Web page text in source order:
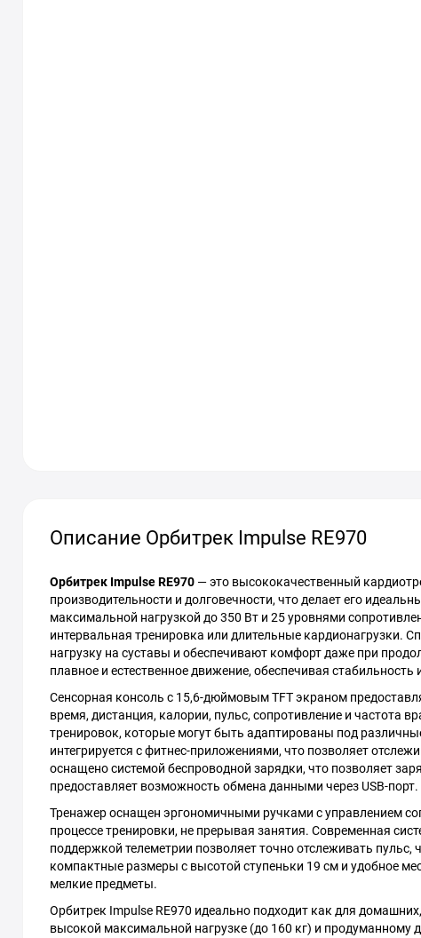
Описание Орбитрек Impulse RE970
Орбитрек Impulse RE970 — это высококачественный
производительности и долговечности, что делает его
максимальной нагрузкой до 350 Вт и 25 уровнями
интервальная тренировка или длительные кардионагрузки.
нагрузку на суставы и обеспечивают комфорт даже при
плавное и естественное движение, обеспечивая
Сенсорная консоль с 15,6-дюймовым TFT экраном
время, дистанция, калории, пульс, сопротивление и частота
тренировок, которые могут быть адаптированы под
интегрируется с фитнес-приложениями, что позволяет
оснащено системой беспроводной зарядки, что позволяет
предоставляет возможность обмена данными через USB-порт.
Тренажер оснащен эргономичными ручками с управлением
процессе тренировки, не прерывая занятия. Современная
поддержкой телеметрии позволяет точно отслеживать
компактные размеры с высотой ступеньки 19 см и удобное
мелкие предметы.
Орбитрек Impulse RE970 идеально подходит как для
высокой максимальной нагрузке (до 160 кг) и продуманному